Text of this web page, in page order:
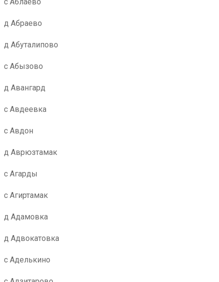
д Абраево
д Абуталипово
с Абызово
д Авангард
с Авдеевка
с Авдон
д Аврюзтамак
с Агарды
с Агиртамак
д Адамовка
д Адвокатовка
с Аделькино